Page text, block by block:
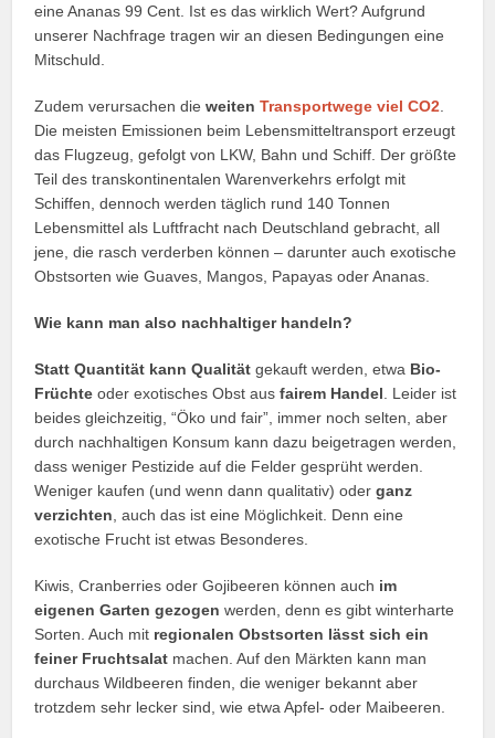
eine Ananas 99 Cent. Ist es das wirklich Wert? Aufgrund
unserer Nachfrage tragen wir an diesen Bedingungen eine
Mitschuld.
Zudem verursachen dieweitenTransportwege viel CO2
Die meisten Emissionen beim Lebensmitteltransport erzeugt
das Flugzeug, gefolgt von LKW, Bahn und Schiff. Der größte
Teil des transkontinentalen Warenverkehrs erfolgt mit
Schiffen, dennoch werden täglich rund 140 Tonnen
Lebensmittel als Luftfracht nach Deutschland gebracht, all
jene, die rasch verderben können – darunter auch exotische
Obstsorten wie Guaves, Mangos, Papayas oder Ananas.
Wie kann man also nachhaltiger handeln?
Statt Quantität kann Qualität gekauft werden, etwa Bio-
Früchte oder exotisches Obst ausfairem Handel . Leider ist
beides gleichzeitig, “Öko und fair”, immer noch selten, aber
durch nachhaltigen Konsum kann dazu beigetragen werden,
dass weniger Pestizide auf die Felder gesprüht werden.
Weniger kaufen (und wenn dann qualitativ) oderganz
verzichten , auch das ist eine Möglichkeit. Denn eine
exotische Frucht ist etwas Besonderes.
Kiwis, Cranberries oder Gojibeeren können auch im
eigenen Garten gezogen werden, denn es gibt winterharte
Sorten. Auch mit regionalen Obstsorten lässt sich ein
feiner Fruchtsalat machen. Auf den Märkten kann man
durchaus Wildbeeren finden, die weniger bekannt aber
trotzdem sehr lecker sind, wie etwa Apfel- oder Maibeeren.